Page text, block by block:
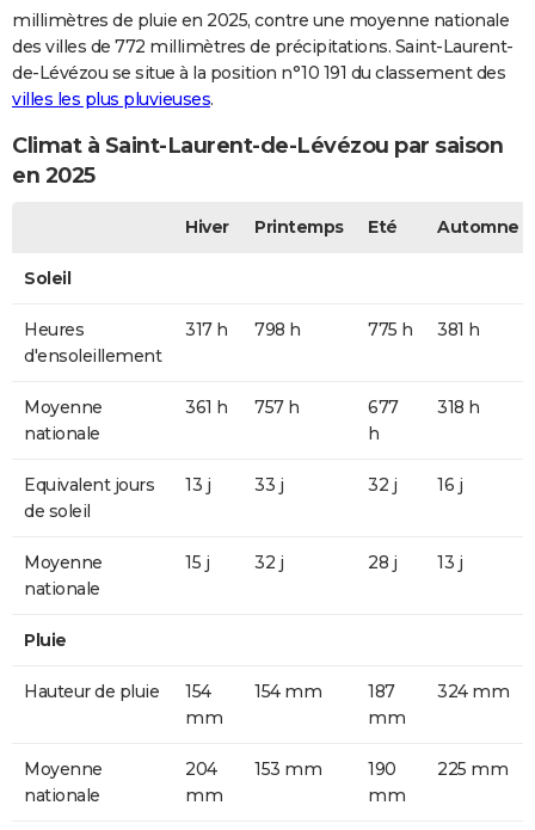
millimètres de pluie en 2025, contre une moyenne nationale
des villes de 772 millimètres de précipitations. Saint-Laurent-
de-Lévézou se situe à la position n°10 191 du classement des
villes les plus pluvieuses.
Climat à Saint-Laurent-de-Lévézou par saison
en 2025
Hiver Printemps Eté Automne
Soleil
Heures
d'ensoleillement
317 h 798 h 775 h 381 h
Moyenne
nationale
361 h 757 h
677
h
318 h
Equivalent jours
de soleil
13 j 33 j 32 j 16 j
Moyenne
nationale
15 j 32 j 28 j 13 j
Pluie
Hauteur de pluie
154
mm
154 mm
187
mm
324 mm
Moyenne
nationale
204
mm
153 mm
190
mm
225 mm